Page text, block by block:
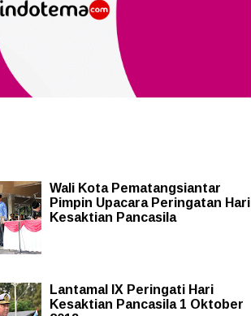
Wali Kota Pematangsiantar
Pimpin Upacara Peringatan Hari
Kesaktian Pancasila
Lantamal IX Peringati Hari
Kesaktian Pancasila 1 Oktober